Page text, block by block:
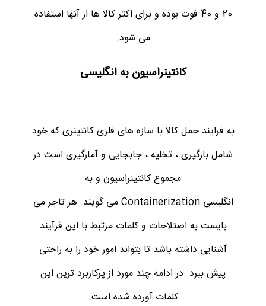
20 و 40 فوت بوده و برای اکثر کالا ها از آنها استفاده
می شود.
کانتینراسیون به انگلیسی
به فرایند حمل کالا با سازه های فلزی کانتینری که خود
شامل بارگیری ، تخلیه ، جابجایی و آمارگیری است در
مجموع کانتینراسیون و به
انگلیسی Containerization می گویند. هر تاجر می
بایست به اصتلاحات و کلمات مرتبط با این فرآیند
آشنایی داشته باشد تا بتواند امور خود را به راحتی
پیش ببرد. در ادامه چند مورد از پرکاربرد ترین این
کلمات آورده شده است.